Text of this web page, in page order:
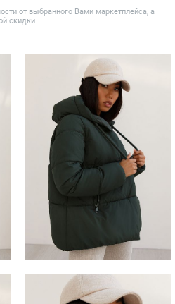
от выбранного Вами маркетплейса, а
скидки